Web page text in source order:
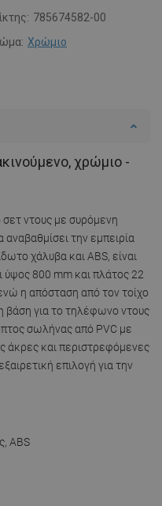
785674582-00
Χρώμιο
χρώμιο -
σετ ντους με συρόμενη
την εμπειρία
χάλυβα και ABS, είναι
ύψος 800 mm και πλάτος 22
η απόσταση από τον τοίχο
βάση για το τηλέφωνο ντους
σωλήνας από PVC με
άκρες και περιστρεφόμενες
επιλογή για την
ABS